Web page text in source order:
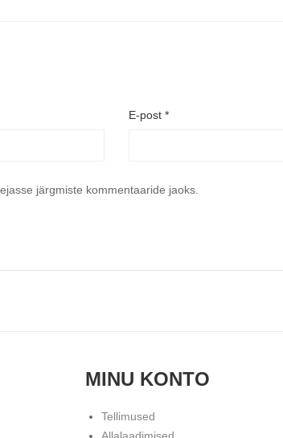
E-post *
järgmiste kommentaaride jaoks.
MINU KONTO
Tellimused